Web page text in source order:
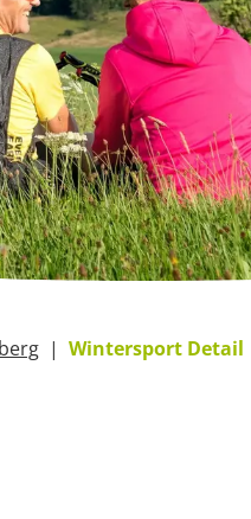
Wintersport Detail